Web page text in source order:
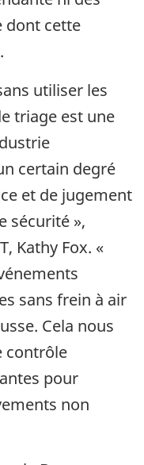
dont cette
utiliser les
triage est une
certain degré
et de jugement
sécurité »,
Kathy Fox. «
sans frein à air
Cela nous
contrôle
pour
non